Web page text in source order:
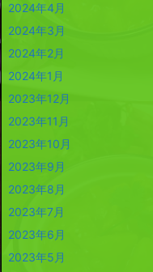
2024年4月
2024年3月
2024年2月
2024年1月
2023年12月
2023年11月
2023年10月
2023年9月
2023年8月
2023年7月
2023年6月
2023年5月